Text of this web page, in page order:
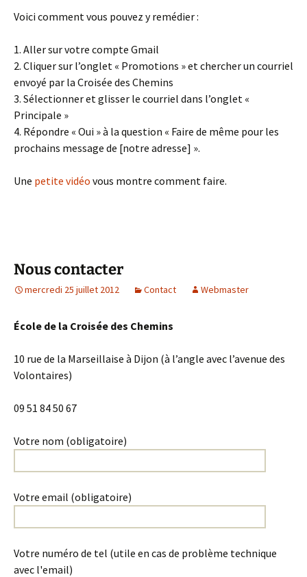
Voici comment vous pouvez y remédier :
1. Aller sur votre compte Gmail
2. Cliquer sur l’onglet « Promotions » et chercher un courriel
envoyé par la Croisée des Chemins
3. Sélectionner et glisser le courriel dans l’onglet «
Principale »
4. Répondre « Oui » à la question « Faire de même pour les
prochains message de [notre adresse] ».
Une petite vidéo vous montre comment faire.
Nous contacter
mercredi 25 juillet 2012 Contact Webmaster
École de la Croisée des Chemins
10 rue de la Marseillaise à Dijon (à l’angle avec l’avenue des
Volontaires)
09 51 84 50 67
Votre nom (obligatoire)
Votre email (obligatoire)
Votre numéro de tel (utile en cas de problème technique
avec l'email)